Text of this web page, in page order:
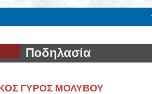
Ποδηλασία
ΓΥΡΟΣ ΜΟΛΥΒΟΥ